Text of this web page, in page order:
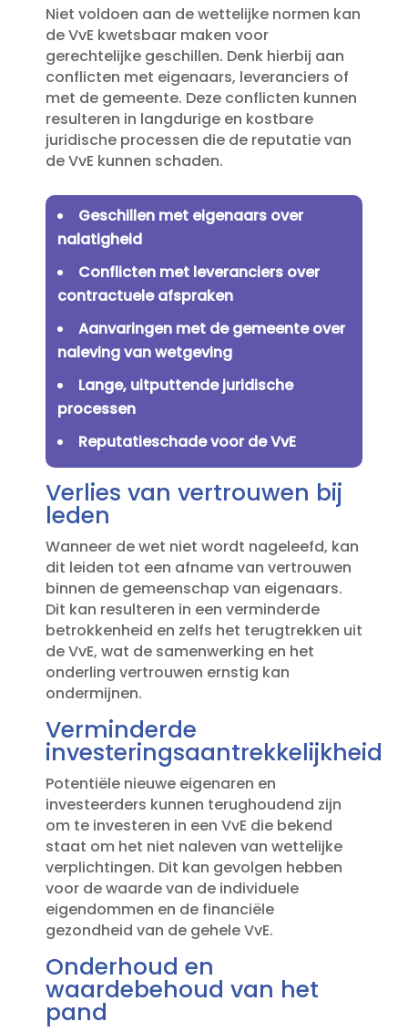
Niet voldoen aan de wettelijke normen kan
de VvE kwetsbaar maken voor
gerechtelijke geschillen.​ Denk hierbij aan
conflicten met eigenaars, leveranciers of
met de gemeente.​ Deze conflicten kunnen
resulteren in langdurige en kostbare
juridische processen die de reputatie van
de VvE kunnen schaden.​
Geschillen met eigenaars over
nalatigheid
Conflicten met leveranciers over
contractuele afspraken
Aanvaringen met de gemeente over
naleving van wetgeving
Lange, uitputtende juridische
processen
Reputatieschade voor de VvE
Verlies van vertrouwen bij
leden
Wanneer de wet niet wordt nageleefd, kan
dit leiden tot een afname van vertrouwen
binnen de gemeenschap van eigenaars.​
Dit kan resulteren in een verminderde
betrokkenheid en zelfs het terugtrekken uit
de VvE, wat de samenwerking en het
onderling vertrouwen ernstig kan
ondermijnen.​
Verminderde
investeringsaantrekkelijkheid
Potentiële nieuwe eigenaren en
investeerders kunnen terughoudend zijn
om te investeren in een VvE die bekend
staat om het niet naleven van wettelijke
verplichtingen.​ Dit kan gevolgen hebben
voor de waarde van de individuele
eigendommen en de financiële
gezondheid van de gehele VvE.​
Onderhoud en
waardebehoud van het
pand